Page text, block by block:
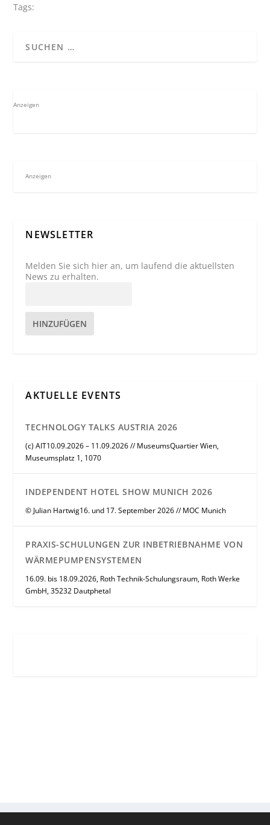
Tags:
Anzeigen
Anzeigen
NEWSLETTER
Melden Sie sich hier an, um laufend die aktuellsten
News zu erhalten.
HINZUFÜGEN
AKTUELLE EVENTS
TECHNOLOGY TALKS AUSTRIA 2026
(c) AIT10.09.2026 – 11.09.2026 // MuseumsQuartier Wien,
Museumsplatz 1, 1070
INDEPENDENT HOTEL SHOW MUNICH 2026
© Julian Hartwig16. und 17. September 2026 // MOC Munich
PRAXIS-SCHULUNGEN ZUR INBETRIEBNAHME VON
WÄRMEPUMPENSYSTEMEN
16.09. bis 18.09.2026, Roth Technik-Schulungsraum, Roth Werke
GmbH, 35232 Dautphetal